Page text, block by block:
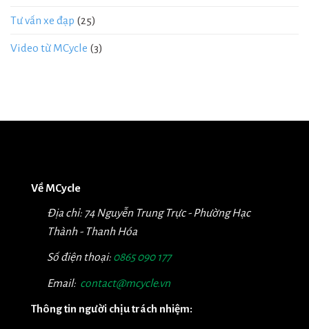
Tư vấn xe đạp (25)
Video từ MCycle (3)
Về MCycle
Địa chỉ: 74 Nguyễn Trung Trực - Phường Hạc
Thành - Thanh Hóa
Số điện thoại: 0865 090 177
Email: contact@mcycle.vn
Thông tin người chịu trách nhiệm: